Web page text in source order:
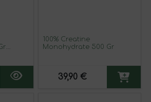
100% Creatine
Monohydrate 500 Gr
39,90 €